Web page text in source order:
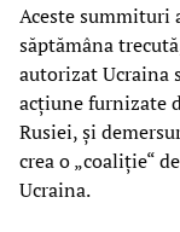
Aceste summituri
săptămâna
autorizat Ucraina
acțiune furnizate
Rusiei, și
crea o „coaliție“
Ucraina.